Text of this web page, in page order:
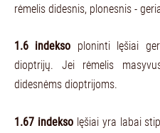
rėmelis didesnis, plonesnis -
1.6 indekso ploninti lęšiai
dioptrijų. Jei rėmelis
didesnėms dioptrijoms.
1.67 indeksolęšiai yra labai